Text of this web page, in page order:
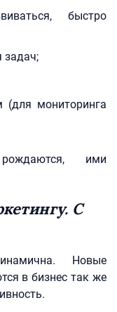
быстро
задач;
(для мониторинга
рождаются, ими
С
Новые
в бизнес так же